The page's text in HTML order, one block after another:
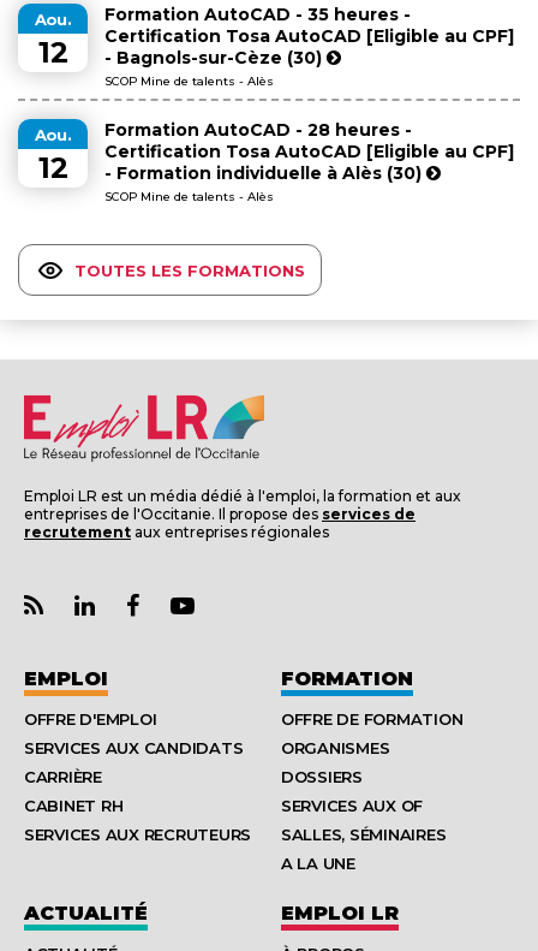
Aou.
12
Formation AutoCAD - 35 heures -
Certification Tosa AutoCAD [Eligible au CPF]
- Bagnols-sur-Cèze (30)
SCOP Mine de talents - Alès
Aou.
12
Formation AutoCAD - 28 heures -
Certification Tosa AutoCAD [Eligible au CPF]
- Formation individuelle à Alès (30)
SCOP Mine de talents - Alès
TOUTES LES FORMATIONS
Emploi LR est un média dédié à l'emploi, la formation et aux
entreprises de l'Occitanie. Il propose des services de
recrutement aux entreprises régionales
EMPLOI
OFFRE D'EMPLOI
SERVICES AUX CANDIDATS
CARRIÈRE
CABINET RH
SERVICES AUX RECRUTEURS
FORMATION
OFFRE DE FORMATION
ORGANISMES
DOSSIERS
SERVICES AUX OF
SALLES, SÉMINAIRES
A LA UNE
ACTUALITÉ EMPLOI LR